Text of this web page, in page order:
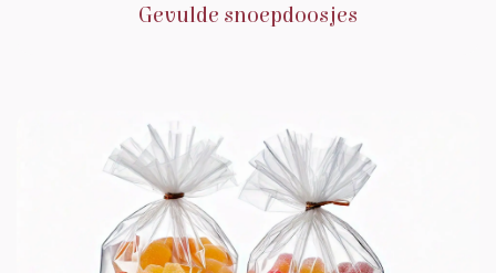
Gevulde snoepdoosjes